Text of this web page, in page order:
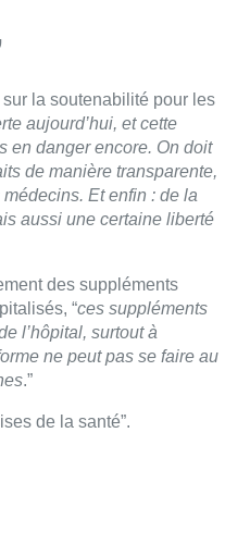
la soutenabilité pour les
aujourd’hui, et cette
en danger encore. On doit
de manière transparente,
Et enfin : de la
aussi une certaine liberté
des suppléments
“ces suppléments
l’hôpital, surtout à
ne peut pas se faire au
.”
de la santé”.